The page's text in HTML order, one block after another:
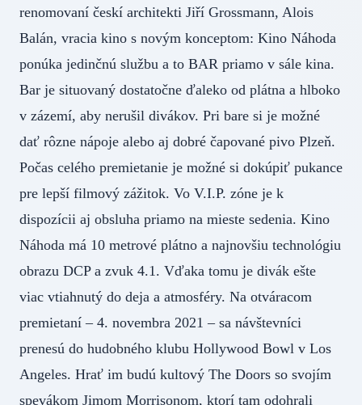
renomovaní českí architekti Jiří Grossmann, Alois
Balán, vracia kino s novým konceptom: Kino Náhoda
ponúka jedinčnú službu a to BAR priamo v sále kina.
Bar je situovaný dostatočne ďaleko od plátna a hlboko
v zázemí, aby nerušil divákov. Pri bare si je možné
dať rôzne nápoje alebo aj dobré čapované pivo Plzeň.
Počas celého premietanie je možné si dokúpiť pukance
pre lepší filmový zážitok. Vo V.I.P. zóne je k
dispozícii aj obsluha priamo na mieste sedenia. Kino
Náhoda má 10 metrové plátno a najnovšiu technológiu
obrazu DCP a zvuk 4.1. Vďaka tomu je divák ešte
viac vtiahnutý do deja a atmosféry. Na otváracom
premietaní – 4. novembra 2021 – sa návštevníci
prenesú do hudobného klubu Hollywood Bowl v Los
Angeles. Hrať im budú kultový The Doors so svojím
spevákom Jimom Morrisonom, ktorí tam odohrali